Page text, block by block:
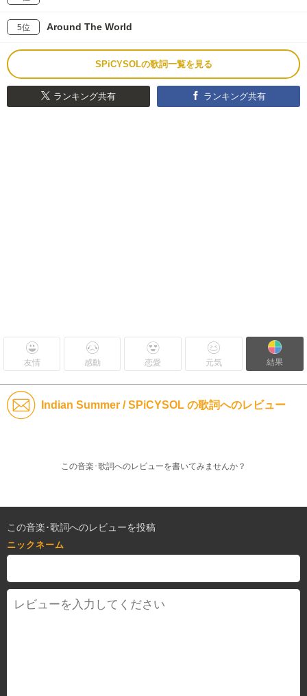
5位 Around The World
SPiCYSOLの歌詞一覧を見る
ランキング共有 ランキング共有
友情 感動 恋愛 元気 結果
Indian Summer / SPiCYSOL の歌詞へのレビュー
この音楽･歌詞へのレビューを書いてみませんか？
この音楽･歌詞へのレビューを投稿
ニックネーム